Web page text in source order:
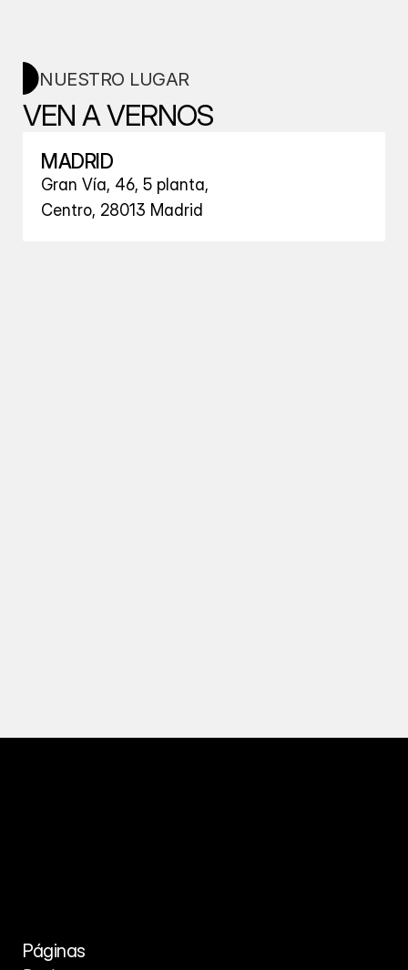
NUESTRO LUGAR
VEN A VERNOS
MADRID
Gran Vía, 46, 5 planta,
Centro, 28013 Madrid
Páginas